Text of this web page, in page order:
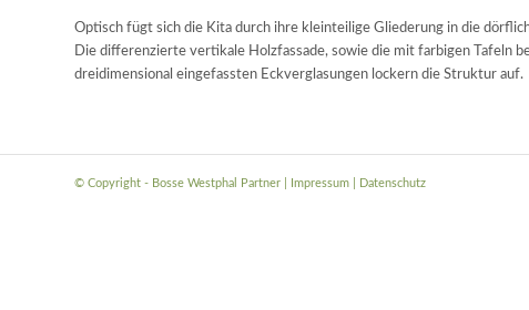
Optisch fügt sich die Kita durch ihre kleinteilige Gliederung in die
Die differenzierte vertikale Holzfassade, sowie die mit farbigen Tafeln
dreidimensional eingefassten Eckverglasungen lockern die Struktur auf.
© Copyright - Bosse Westphal Partner | Impressum Datenschutz